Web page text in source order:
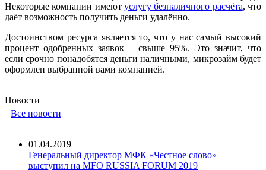
Некоторые компании имеют услугу безналичного расчёта, что
даёт возможность получить деньги удалённо.
Достоинством ресурса является то, что у нас самый высокий
процент одобренных заявок – свыше 95%. Это значит, что
если срочно понадобятся деньги наличными, микрозайм будет
оформлен выбранной вами компанией.
Новости
Все новости
01.04.2019
Генеральный директор МФК «Честное слово»
выступил на MFO RUSSIA FORUM 2019